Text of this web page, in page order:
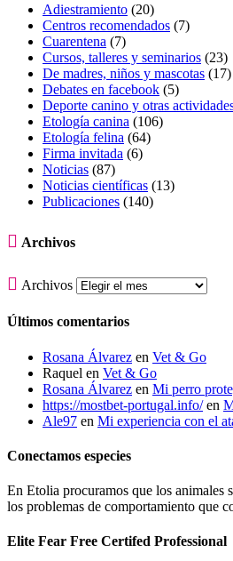
Adiestramiento (20)
Centros recomendados (7)
Cuarentena (7)
Cursos, talleres y seminarios (23)
De madres, niños y mascotas (17)
Debates en facebook (5)
Deporte canino y otras
Etología canina (106)
Etología felina (64)
Firma invitada (6)
Noticias (87)
Noticias científicas (13)
Publicaciones (140)
 Archivos
 Archivos
Últimos comentarios
Rosana Álvarez en Vet & Go
Raquel en Vet & Go
Rosana Álvarez en Mi perro
https://mostbet-portugal.info/en
Ale97 en Mi experiencia con el
Conectamos especies
En Etolia procuramos que los animales
los problemas de comportamiento que
Elite Fear Free Certifed Professional